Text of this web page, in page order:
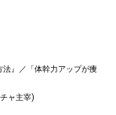
』／「体幹力アップが痩
ャ主宰)